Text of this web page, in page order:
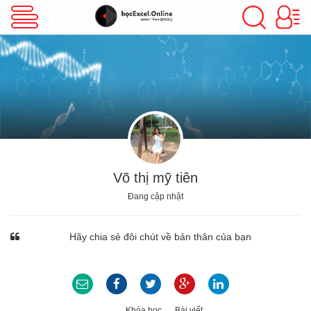
VBA Excel
Excel Cơ Bản
Excel Nâng Cao
Võ thị mỹ tiên
Đang cập nhật
Hãy chia sẻ đôi chút về bản thân của bạn